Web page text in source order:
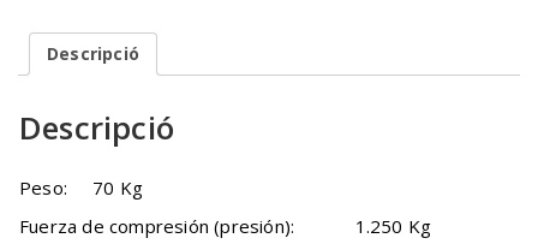
Descripció
Descripció
Peso: 70 Kg
Fuerza de compresión (presión): 1.250 Kg